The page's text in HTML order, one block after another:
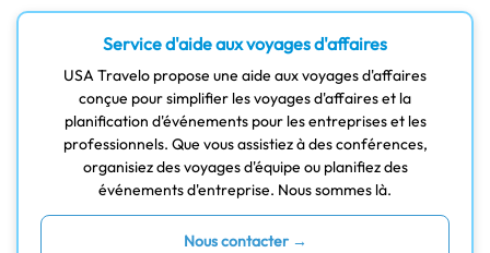
Service d'aide aux voyages d'affaires
USA Travelo propose une aide aux voyages d'affaires
conçue pour simplifier les voyages d'affaires et la
planification d'événements pour les entreprises et les
professionnels. Que vous assistiez à des conférences,
organisiez des voyages d'équipe ou planifiez des
événements d'entreprise. Nous sommes là.
Nous contacter →